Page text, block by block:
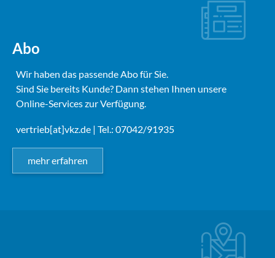
Abo
Wir haben das passende Abo für Sie.
Sind Sie bereits Kunde? Dann stehen Ihnen unsere
Online-Services zur Verfügung.
vertrieb[at]vkz.de | Tel.: 07042/91935
mehr erfahren